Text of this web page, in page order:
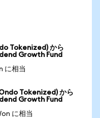
Tokenized) から
Growth Fund
に相当
Tokenized) から
Growth Fund
に相当